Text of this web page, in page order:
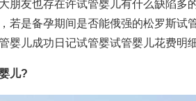
朋友也存在许试管婴儿有什么缺陷多
若是备孕期间是否能俄强的松罗斯试
婴儿成功日记试管婴试管婴儿花费明
儿?